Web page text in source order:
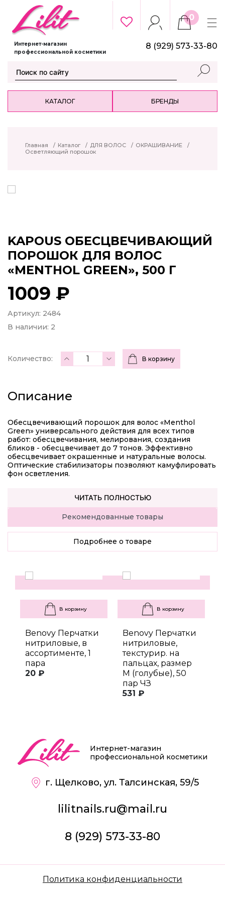
Интернет-магазин
профессиональной косметики
0
8 (929) 573-33-80
КАТАЛОГ БРЕНДЫ
Главная / Каталог / ДЛЯ ВОЛОС / ОКРАШИВАНИЕ
/
Осветляющий порошок
KAPOUS ОБЕСЦВЕЧИВАЮЩИЙ
ПОРОШОК ДЛЯ ВОЛОС
«MENTHOL GREEN», 500 Г
1009 ₽
Артикул: 2484
В наличии: 2
Количество: В корзину
Описание
Обесцвечивающий порошок для волос «Menthol
Green» универсального действия для всех типов
работ: обесцвечивания, мелирования, создания
бликов - обесцвечивает до 7 тонов. Эффективно
обесцвечивает окрашенные и натуральные волосы.
Оптические стабилизаторы позволяют камуфлировать
фон осветления.
ЧИТАТЬ ПОЛНОСТЬЮ
Рекомендованные товары
Подробнее о товаре
В корзину
Benovy Перчатки
нитриловые, в
ассортименте, 1
пара
20 ₽
В корзину
Benovy Перчатки
нитриловые,
текстурир. на
пальцах, размер
M (голубые), 50
пар ЧЗ
531 ₽
Интернет-магазин
профессиональной косметики
г. Щелково, ул. Талсинская, 59/5
lilitnails.ru@mail.ru
8 (929) 573-33-80
Политика конфиденциальности